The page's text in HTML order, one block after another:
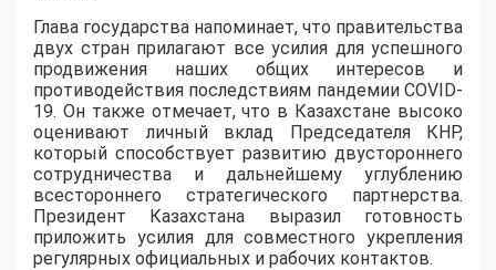
Глава государства напоминает, что правительства
двух стран прилагают все усилия для успешного
продвижения наших общих интересов и
противодействия последствиям пандемии COVID-
19. Он также отмечает, что в Казахстане высоко
оценивают личный вклад Председателя КНР,
который способствует развитию двустороннего
сотрудничества и дальнейшему углублению
всестороннего стратегического партнерства.
Президент Казахстана выразил готовность
приложить усилия для совместного укрепления
регулярных официальных и рабочих контактов.